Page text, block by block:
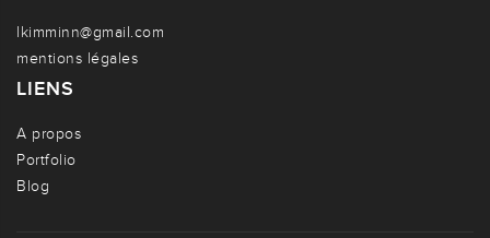
lkimminn@gmail.com
mentions légales
LIENS
A propos
Portfolio
Blog